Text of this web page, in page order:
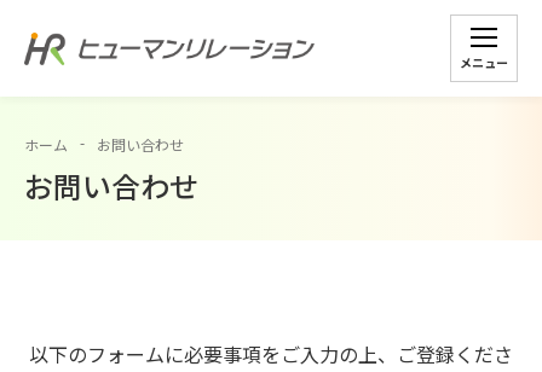
メニュー
ホーム お問い合わせ
お問い合わせ
以下のフォームに必要事項をご入力の上、ご登録くださ